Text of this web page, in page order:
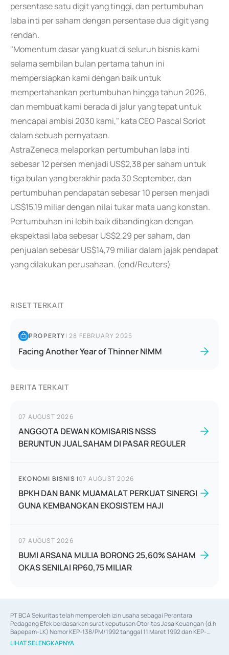
persentase satu digit yang tinggi, dan pertumbuhan
laba inti per saham dengan persentase dua digit yang
rendah.
"Momentum dasar yang kuat di seluruh bisnis kami
selama sembilan bulan pertama tahun ini
mempersiapkan kami dengan baik untuk
mempertahankan pertumbuhan hingga tahun 2026,
dan membuat kami berada di jalur yang tepat untuk
mencapai ambisi 2030 kami," kata CEO Pascal Soriot
dalam sebuah pernyataan.
AstraZeneca melaporkan pertumbuhan laba inti
sebesar 12 persen menjadi US$2,38 per saham untuk
tiga bulan yang berakhir pada 30 September, dan
pertumbuhan pendapatan sebesar 10 persen menjadi
US$15,19 miliar dengan nilai tukar mata uang konstan.
Pertumbuhan ini lebih baik dibandingkan dengan
ekspektasi laba sebesar US$2,29 per saham, dan
penjualan sebesar US$14,79 miliar dalam jajak pendapat
yang dilakukan perusahaan. (end/Reuters)
RISET TERKAIT
PROPERTY|28 FEBRUARY 2025
Facing Another Year of Thinner NIMM
BERITA TERKAIT
07 AUGUST 2026
ANGGOTA DEWAN KOMISARIS NSSS
BERUNTUN JUAL SAHAM DI PASAR REGULER
EKONOMI BISNIS |07 AUGUST 2026
BPKH DAN BANK MUAMALAT PERKUAT SINERGI
GUNA KEMBANGKAN EKOSISTEM HAJI
07 AUGUST 2026
BUMI ARSANA MULIA BORONG 25,60% SAHAM
OKAS SENILAI RP60,75 MILIAR
PT BCA Sekuritas telah memperoleh izin usaha sebagai Perantara
Pedagang Efek berdasarkan surat keputusan Otoritas Jasa Keuangan (d.h
Bapepam-LK) Nomor KEP-138/PM/1992 tanggal 11 Maret 1992 dan KEP-
06/D.04/2014 tanggal 28 Februari 2014, izin usaha sebagai Penjamin Emisi
Efek berdasarkan surat keputusan Otoritas Jasa Keuangan Nomor KEP-
LIHAT SELENGKAPNYA